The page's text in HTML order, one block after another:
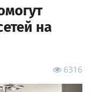
на
6316